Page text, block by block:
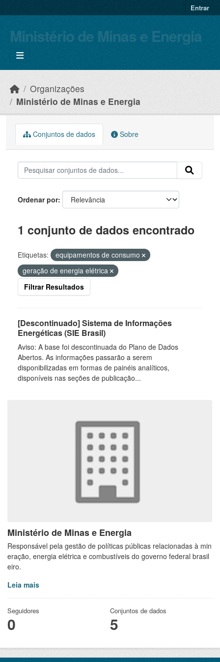
Entrar
Ministério de Minas e Energia
Organizações
Ministério de Minas e Energia
Ministério de Minas e Energia
Responsável pela gestão de políticas públicas relacionadas à min
eração, energia elétrica e combustíveis do governo federal brasil
eiro.
Leia mais
Seguidores
0
Conjuntos de dados
5
Conjuntos de dados Sobre
Ordenar por
1 conjunto de dados encontrado
Etiquetas:
equipamentos de consumo
geração de energia elétrica
Filtrar Resultados
[Descontinuado] Sistema de Informações
Energéticas (SIE Brasil)
Aviso: A base foi descontinuada do Plano de Dados
Abertos. As informações passarão a serem
disponibilizadas em formas de painéis analíticos,
disponíveis nas seções de publicação...